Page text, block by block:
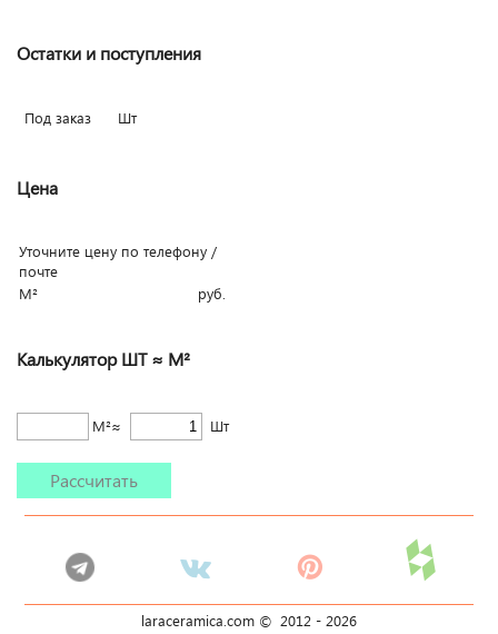
Остатки и поступления
Под заказ Шт
Цена
Уточните цену по телефону /
почте
М²
руб.
Калькулятор ШТ ≈ М²
М²≈ Шт
Рассчитать
laraceramica.com © 2012 - 2026